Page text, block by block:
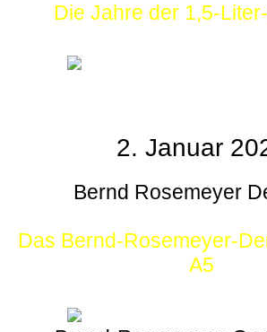
Die Jahre der 1,5-
2. Januar
Bernd Rosemeyer
Das Bernd-Rosemeyer-
A5